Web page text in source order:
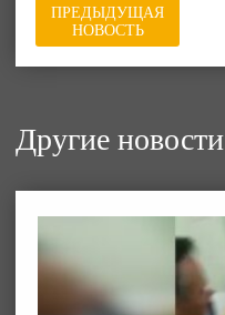
ПРЕДЫДУЩАЯ
НОВОСТЬ
Другие новости